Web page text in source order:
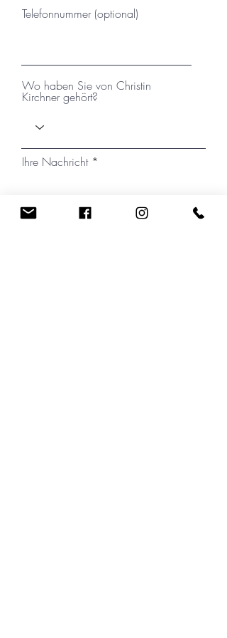
Telefonnummer (optional)
Wo haben Sie von Christin
Kirchner gehört?
Ihre Nachricht